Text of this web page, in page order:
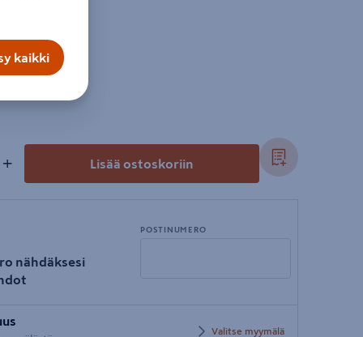
+ Lisää ostoskoriin
nähdäksesi
POSTINUMERO
postinumero
Valitse myymälä
kaikki